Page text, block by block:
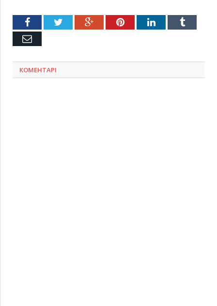
FacebookTwitter Google+PinterestLinkedInTumblr
Емейл
КОМЕНТАРІ